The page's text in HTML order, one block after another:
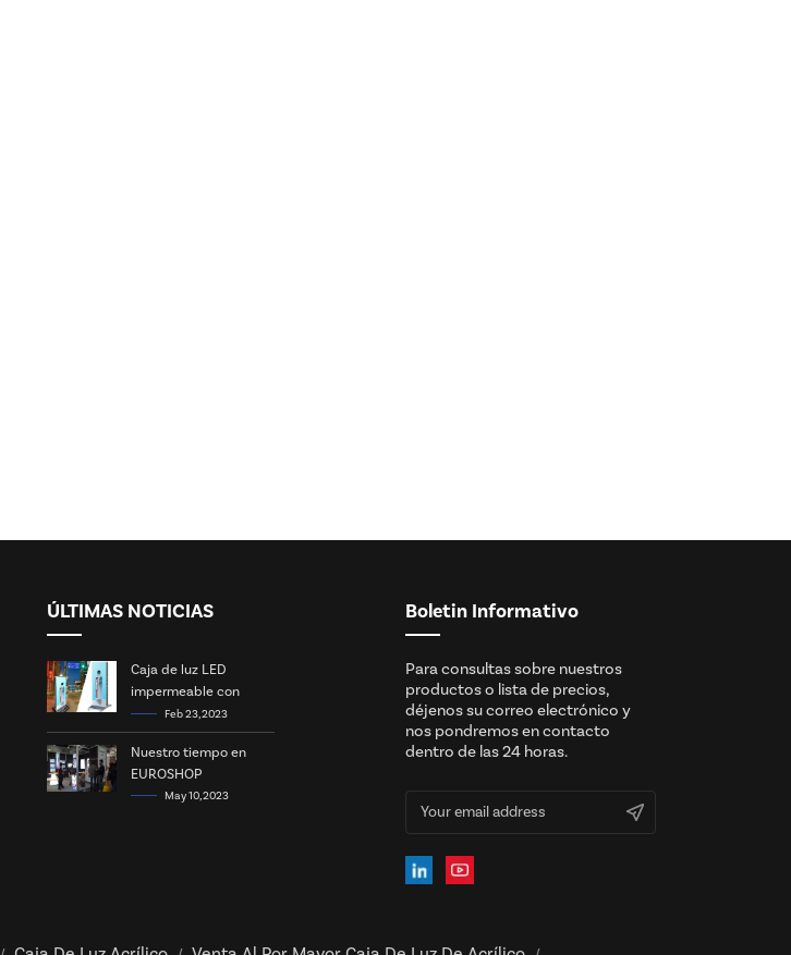
ÚLTIMAS NOTICIAS
Caja de luz LED
impermeable con
energía solar
Feb 23, 2023
Nuestro tiempo en
EUROSHOP
May 10, 2023
Boletin Informativo
Para consultas sobre nuestros
productos o lista de precios,
déjenos su correo electrónico y
nos pondremos en contacto
dentro de las 24 horas.